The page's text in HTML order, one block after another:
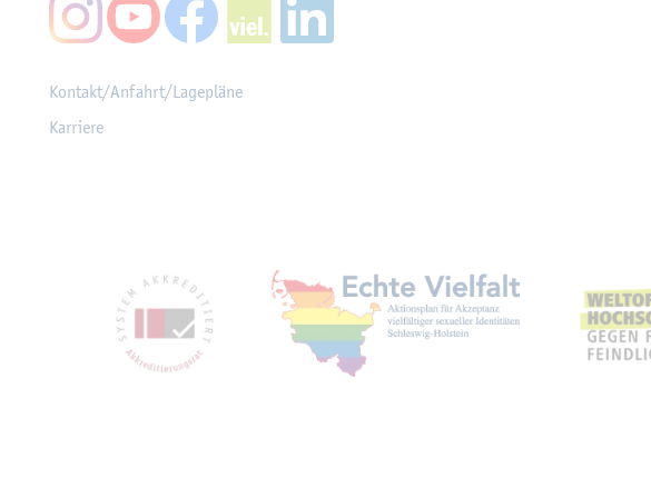
Kon­takt/An­fahrt/La­ge­plä­ne
Kar­rie­re
Mit­glied­schaf­ten,